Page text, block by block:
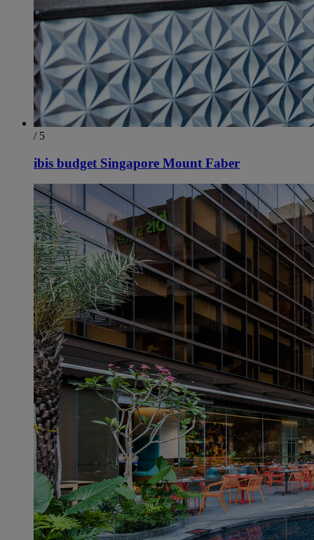
/ 5
ibis budget Singapore Mount Faber